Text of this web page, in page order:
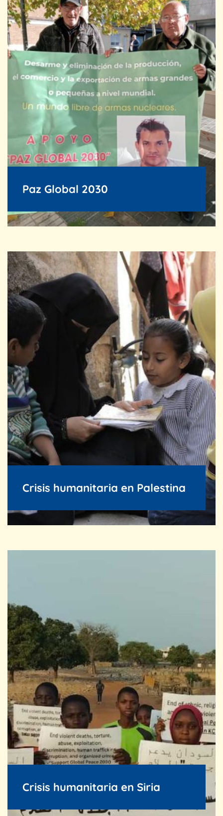
Paz Global 2030
Crisis humanitaria en Palestina
Crisis humanitaria en Siria